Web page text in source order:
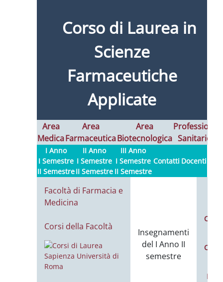
Corso di Laurea in
Scienze
Farmaceutiche
Applicate
Area
Medica
Area
Farmaceutica
Area
Biotecnologica
Professioni
Sanitarie
I Anno
I Semestre
II Semestre
II Anno
I Semestre
II Semestre
III Anno
I Semestre
II Semestre
Contatti Docenti
Facoltà di Farmacia e
Medicina
Corsi della Facoltà
Insegnamenti
del I Anno II
semestre